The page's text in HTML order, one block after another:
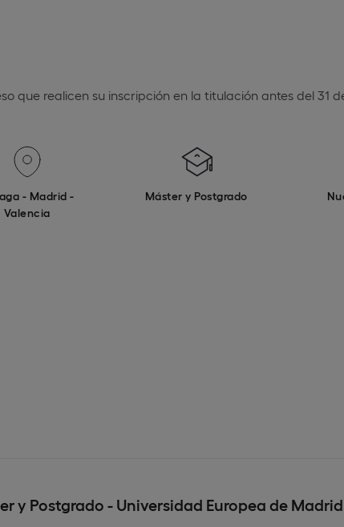
que realicen su inscripción en la titulación antes del 31
- Madrid -
Valencia
Máster y Postgrado
y Postgrado - Universidad Europea de Madrid